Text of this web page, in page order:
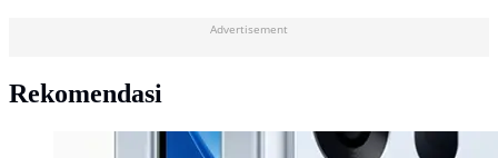
Advertisement
Rekomendasi